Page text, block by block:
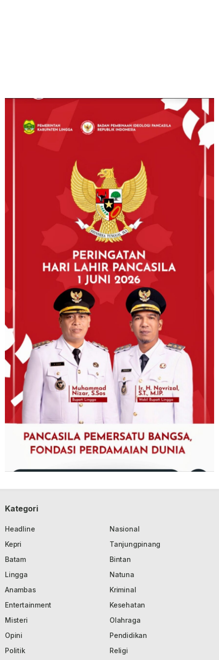
Kategori
Headline
Nasional
Kepri
Tanjungpinang
Batam
Bintan
Lingga
Natuna
Anambas
Kriminal
Entertainment
Kesehatan
Misteri
Olahraga
Opini
Pendidikan
Politik
Religi